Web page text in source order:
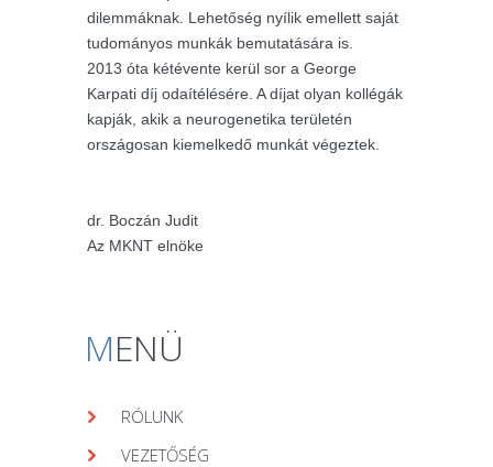
dilemmáknak. Lehetőség nyílik emellett saját
tudományos munkák bemutatására is.
2013 óta kétévente kerül sor a George
Karpati díj odaítélésére. A díjat olyan kollégák
kapják, akik a neurogenetika területén
országosan kiemelkedő munkát végeztek.
dr. Boczán Judit
Az MKNT elnöke
MENÜ
RÓLUNK
VEZETŐSÉG